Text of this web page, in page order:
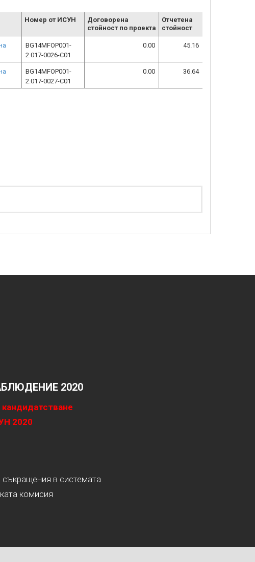
Номер от ИСУН
Договорена
стойност по проекта
Отчетена
стойност
BG14MFOP001-
2.017-0026-C01
0.00 45.16
BG14MFOP001-
2.017-0027-C01
0.00 36.64
2020
2020
съкращения в системата
комисия